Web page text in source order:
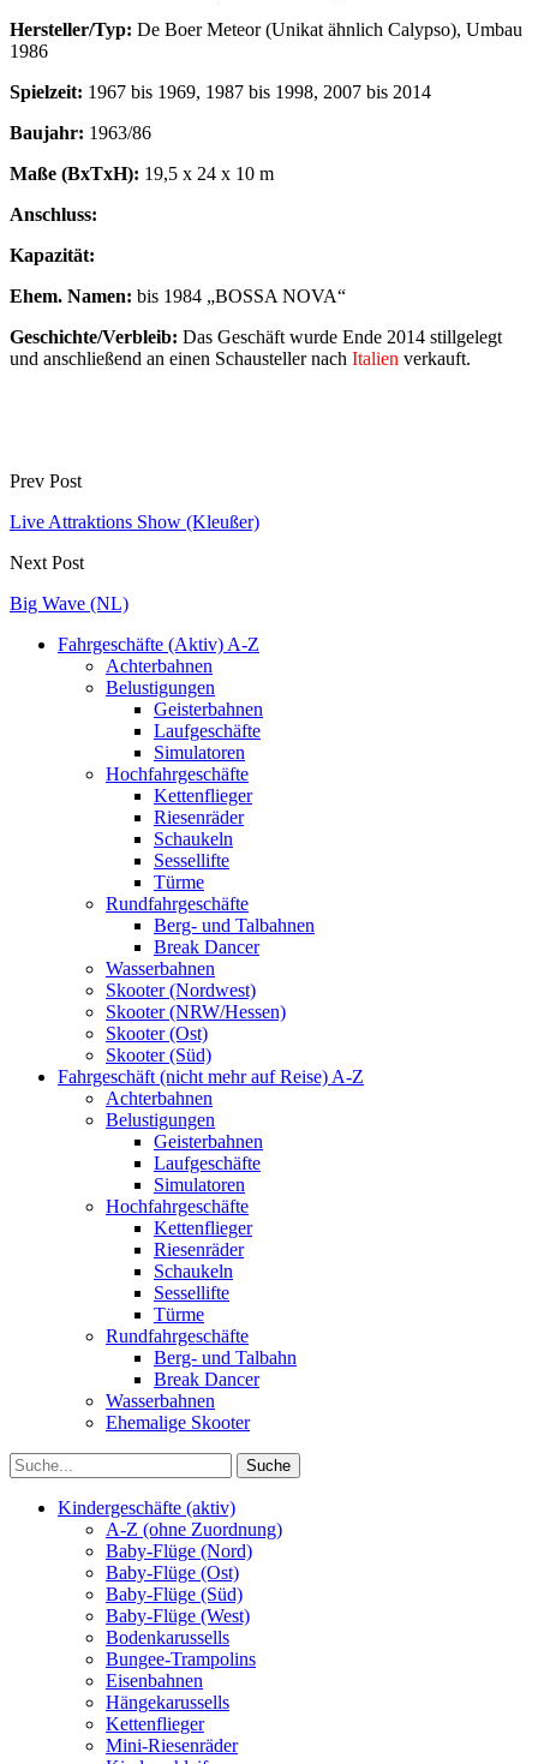
Hersteller/Typ: De Boer Meteor (Unikat ähnlich Calypso), Umbau
1986
Spielzeit: 1967 bis 1969, 1987 bis 1998, 2007 bis 2014
Baujahr: 1963/86
Maße (BxTxH): 19,5 x 24 x 10 m
Anschluss:
Kapazität:
Ehem. Namen: bis 1984 „BOSSA NOVA“
Geschichte/Verbleib: Das Geschäft wurde Ende 2014 stillgelegt
und anschließend an einen Schausteller nach Italien verkauft.
Prev Post
Live Attraktions Show (Kleußer)
Next Post
Big Wave (NL)
Fahrgeschäfte (Aktiv) A-Z
Achterbahnen
Belustigungen
Geisterbahnen
Laufgeschäfte
Simulatoren
Hochfahrgeschäfte
Kettenflieger
Riesenräder
Schaukeln
Sessellifte
Türme
Rundfahrgeschäfte
Berg- und Talbahnen
Break Dancer
Wasserbahnen
Skooter (Nordwest)
Skooter (NRW/Hessen)
Skooter (Ost)
Skooter (Süd)
Fahrgeschäft (nicht mehr auf Reise) A-Z
Achterbahnen
Belustigungen
Geisterbahnen
Laufgeschäfte
Simulatoren
Hochfahrgeschäfte
Kettenflieger
Riesenräder
Schaukeln
Sessellifte
Türme
Rundfahrgeschäfte
Berg- und Talbahn
Break Dancer
Wasserbahnen
Ehemalige Skooter
Kindergeschäfte (aktiv)
A-Z (ohne Zuordnung)
Baby-Flüge (Nord)
Baby-Flüge (Ost)
Baby-Flüge (Süd)
Baby-Flüge (West)
Bodenkarussells
Bungee-Trampolins
Eisenbahnen
Hängekarussells
Kettenflieger
Mini-Riesenräder